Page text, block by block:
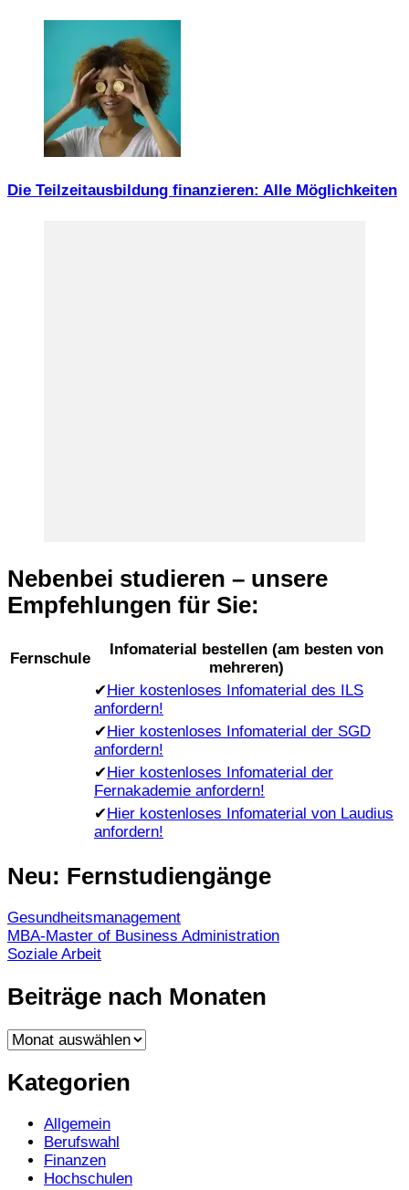
Die Teilzeitausbildung finanzieren: Alle Möglichkeiten
Nebenbei studieren – unsere
Empfehlungen für Sie:
Fernschule
Infomaterial bestellen (am besten von
mehreren)
✔ Hier kostenloses Infomaterial des ILS
anfordern!
✔ Hier kostenloses Infomaterial der SGD
anfordern!
✔ Hier kostenloses Infomaterial der
Fernakademie anfordern!
✔ Hier kostenloses Infomaterial von Laudius
anfordern!
Neu: Fernstudiengänge
Gesundheitsmanagement
MBA-Master of Business Administration
Soziale Arbeit
Beiträge nach Monaten
Beiträge
nach
Monaten
Kategorien
Allgemein
Berufswahl
Finanzen
Hochschulen